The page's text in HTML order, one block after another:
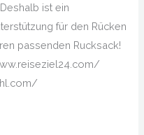
ist ein
für den Rücken
passenden Rucksack!